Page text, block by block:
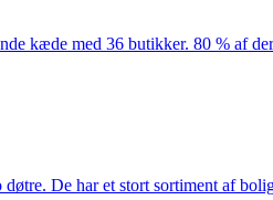
kæde med 36 butikker. 80 % af
De har et stort sortiment af